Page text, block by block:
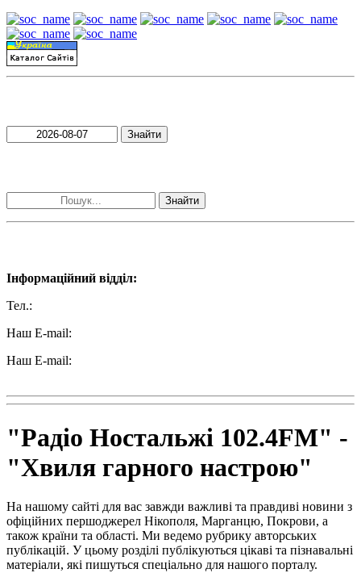
Знайти
Знайти
Інформаційний відділ:
Тел.:
Наш E-mail:
Наш E-mail:
"Радіо Ностальжі 102.4FM" -
"Хвиля гарного настрою"
На нашому сайті для вас завжди важливі та правдиві новини з
офіційних першоджерел Нікополя, Марганцю, Покрови, а
також країни та області. Ми ведемо рубрику авторських
публікацій. У цьому розділі публікуються цікаві та пізнавальні
матеріали, які пишуться спеціально для нашого порталу.